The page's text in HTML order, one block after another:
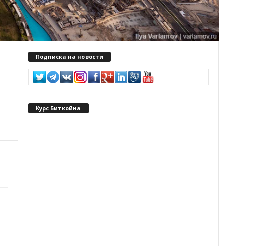
Подписка на новости
Курс Биткойна